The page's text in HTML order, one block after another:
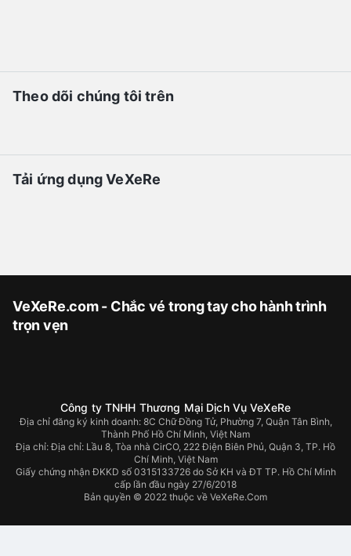
Theo dõi chúng tôi trên
Tải ứng dụng VeXeRe
VeXeRe.com - Chắc vé trong tay cho hành trình
trọn vẹn
Công ty TNHH Thương Mại Dịch Vụ VeXeRe
Địa chỉ đăng ký kinh doanh: 8C Chữ Đồng Tử, Phường 7, Quận Tân Bình,
Thành Phố Hồ Chí Minh, Việt Nam
Địa chỉ:Địa chỉ: Lầu 8, Tòa nhà CirCO, 222 Điện Biên Phủ, Quận 3, TP. Hồ
Chí Minh, Việt Nam
Giấy chứng nhận ĐKKD số 0315133726 do Sở KH và ĐT TP. Hồ Chí Minh
cấp lần đầu ngày 27/6/2018
Bản quyền © 2022 thuộc về VeXeRe.Com